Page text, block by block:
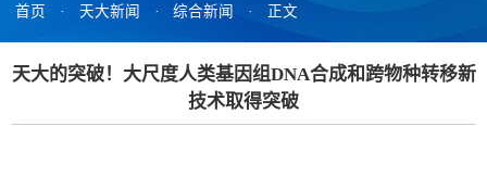
首页 · 天大新闻 · 综合新闻 · 正文
天大的突破！大尺度人类基因组DNA合成和跨物种转移新
技术取得突破